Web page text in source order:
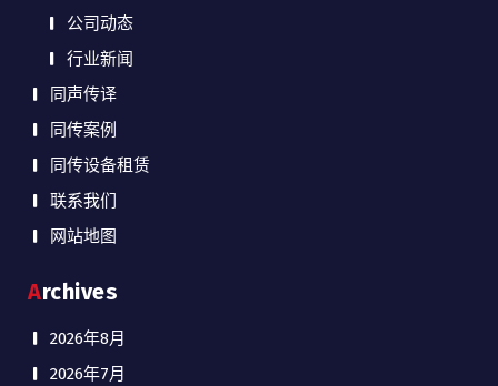
公司动态
行业新闻
同声传译
同传案例
同传设备租赁
联系我们
网站地图
Archives
2026年8月
2026年7月